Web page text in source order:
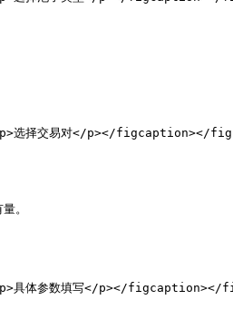
选择交易对</p></figcaption></
。
具体参数填写</p></figcaption></